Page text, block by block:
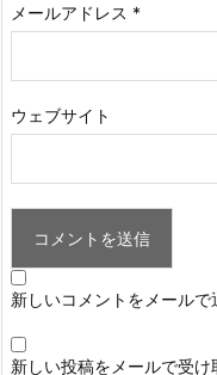
メールアドレス *
ウェブサイト
新しいコメントをメールで
新しい投稿をメールで受け